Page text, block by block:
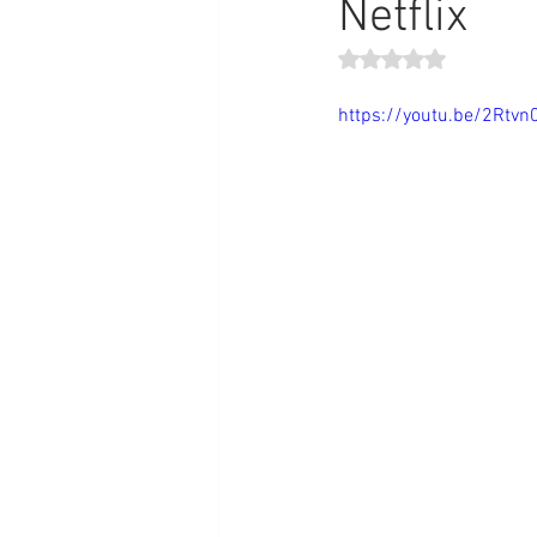
Netflix
Obtuvo NaN de 5
https://youtu.be/